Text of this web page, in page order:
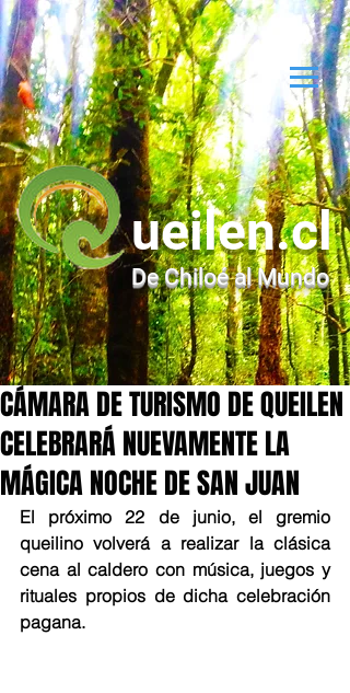
ueilen.cl
De Chiloé al Mundo
CÁMARA DE TURISMO DE QUEILEN
CELEBRARÁ NUEVAMENTE LA
MÁGICA NOCHE DE SAN JUAN
El próximo 22 de junio, el gremio
queilino volverá a realizar la clásica
cena al caldero con música, juegos y
rituales propios de dicha celebración
pagana.